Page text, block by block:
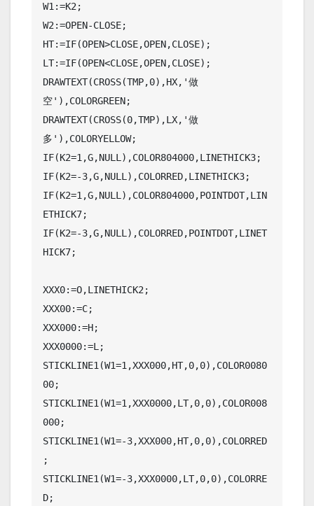
W1:=K2;
W2:=OPEN-CLOSE;
HT:=IF(OPEN>CLOSE,OPEN,CLOSE);
LT:=IF(OPEN<CLOSE,OPEN,CLOSE);
DRAWTEXT(CROSS(TMP,0),HX,'做
空'),COLORGREEN;
DRAWTEXT(CROSS(0,TMP),LX,'做
多'),COLORYELLOW;
IF(K2=1,G,NULL),COLOR804000,LINETHICK3;
IF(K2=-3,G,NULL),COLORRED,LINETHICK3;
IF(K2=1,G,NULL),COLOR804000,POINTDOT,LIN
ETHICK7;
IF(K2=-3,G,NULL),COLORRED,POINTDOT,LINET
HICK7;
XXX0:=O,LINETHICK2;
XXX00:=C;
XXX000:=H;
XXX0000:=L;
STICKLINE1(W1=1,XXX000,HT,0,0),COLOR0080
00;
STICKLINE1(W1=1,XXX0000,LT,0,0),COLOR008
000;
STICKLINE1(W1=-3,XXX000,HT,0,0),COLORRED
;
STICKLINE1(W1=-3,XXX0000,LT,0,0),COLORRE
D;